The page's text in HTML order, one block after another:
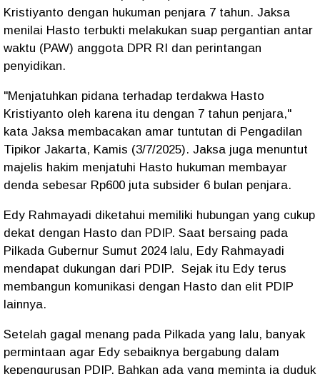
Kristiyanto dengan hukuman penjara 7 tahun. Jaksa
menilai Hasto terbukti melakukan suap pergantian antar
waktu (PAW) anggota DPR RI dan perintangan
penyidikan.
"Menjatuhkan pidana terhadap terdakwa Hasto
Kristiyanto oleh karena itu dengan 7 tahun penjara,"
kata Jaksa membacakan amar tuntutan di Pengadilan
Tipikor Jakarta, Kamis (3/7/2025). Jaksa juga menuntut
majelis hakim menjatuhi Hasto hukuman membayar
denda sebesar Rp600 juta subsider 6 bulan penjara.
Edy Rahmayadi diketahui memiliki hubungan yang cukup
dekat dengan Hasto dan PDIP. Saat bersaing pada
Pilkada Gubernur Sumut 2024 lalu, Edy Rahmayadi
mendapat dukungan dari PDIP. Sejak itu Edy terus
membangun komunikasi dengan Hasto dan elit PDIP
lainnya.
Setelah gagal menang pada Pilkada yang lalu, banyak
permintaan agar Edy sebaiknya bergabung dalam
kepengurusan PDIP. Bahkan ada yang meminta ia duduk